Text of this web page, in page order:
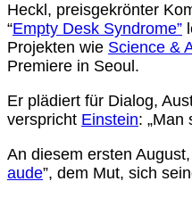
Heckl, preisgekrönter
“Empty Desk Syndrome”
Projekten wie Science &
Premiere in Seoul.
Er plädiert für Dialog,
verspricht Einstein: „Man
An diesem ersten
aude”, dem Mut, sich